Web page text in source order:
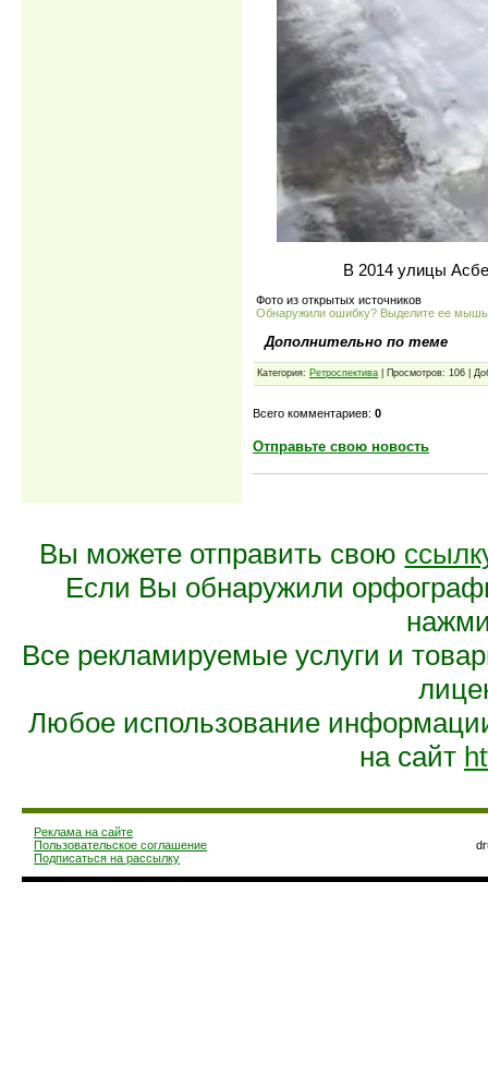
В 2014 улицы
Фото из открытых источников
Обнаружили ошибку? Выделите ее
Дополнительно по теме
Категория: Ретроспектива | Просмотров: 106 |
Всего комментариев: 0
Отправьте свою новость
Вы можете отправить свою
Если Вы обнаружили
Все рекламируемые услуги и
Любое использование
на сайт
Реклама на сайте
Пользовательское соглашение
Подписаться на рассылку